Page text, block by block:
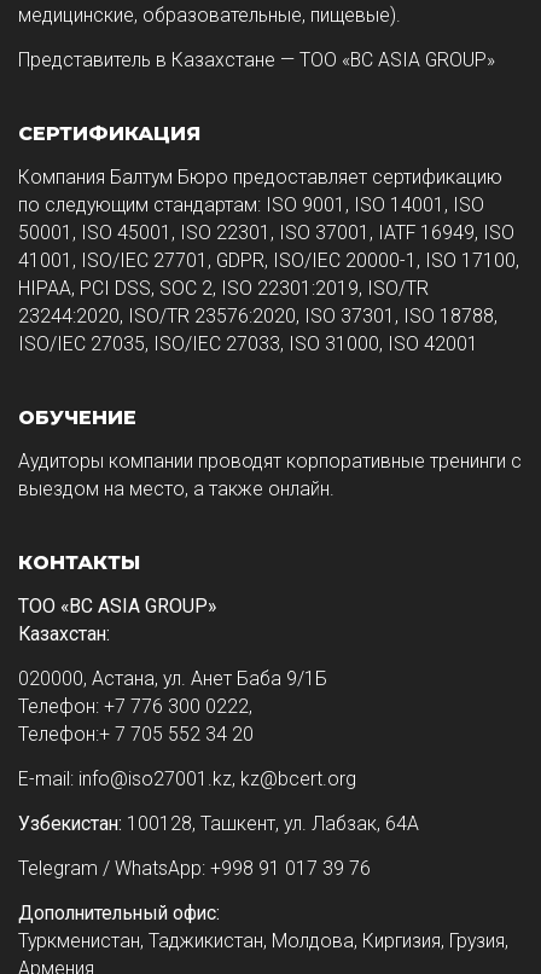
медицинские, образовательные, пищевые).
Представитель в Казахстане — ТОО «BC ASIA GROUP»
СЕРТИФИКАЦИЯ
Компания Балтум Бюро предоставляет сертификацию
по следующим стандартам: ISO 9001, ISO 14001, ISO
50001, ISO 45001, ISO 22301, ISO 37001, IATF 16949, ISO
41001, ISO/IEC 27701, GDPR, ISO/IEC 20000-1, ISO 17100,
HIPAA, PCI DSS, SOC 2, ISO 22301:2019, ISO/TR
23244:2020, ISO/TR 23576:2020, ISO 37301, ISO 18788,
ISO/IEC 27035, ISO/IEC 27033, ISO 31000, ISO 42001
ОБУЧЕНИЕ
Аудиторы компании проводят корпоративные тренинги с
выездом на место, а также онлайн.
КОНТАКТЫ
ТОО «BC ASIA GROUP»
Казахстан:
020000, Астана, ул. Анет Баба 9/1Б
Телефон: +7 776 300 0222,
Телефон:+ 7 705 552 34 20
E-mail: info@iso27001.kz, kz@bcert.org
Узбекистан: 100128, Ташкент, ул. Лабзак, 64А
Telegram / WhatsApp: +998 91 017 39 76
Дополнительный офис:
Туркменистан, Таджикистан, Молдова, Киргизия, Грузия,
Армения